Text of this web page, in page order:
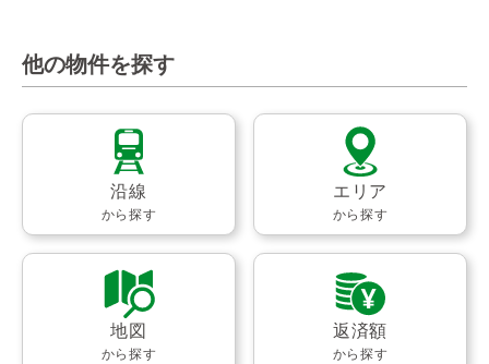
他の物件を探す
沿線
から探す
エリア
から探す
地図
から探す
返済額
から探す